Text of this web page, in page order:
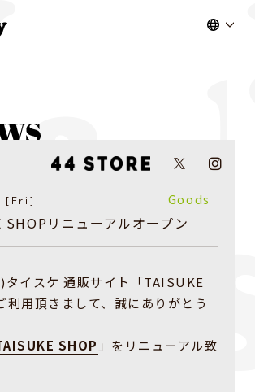
[Fri] Goods
SHOPリニューアルオープン
タイスケ 通販サイト「TAISUKE
利用頂きまして、誠にありがとう
SHOP 」をリニューアル致